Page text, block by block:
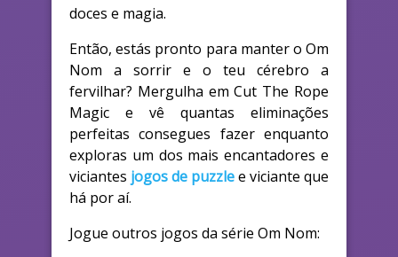
doces e magia.
Então, estás pronto para manter o Om
Nom a sorrir e o teu cérebro a
fervilhar? Mergulha em Cut The Rope
Magic e vê quantas eliminações
perfeitas consegues fazer enquanto
exploras um dos mais encantadores e
viciantes jogos de puzzlee viciante que
há por aí.
Jogue outros jogos da série Om Nom: